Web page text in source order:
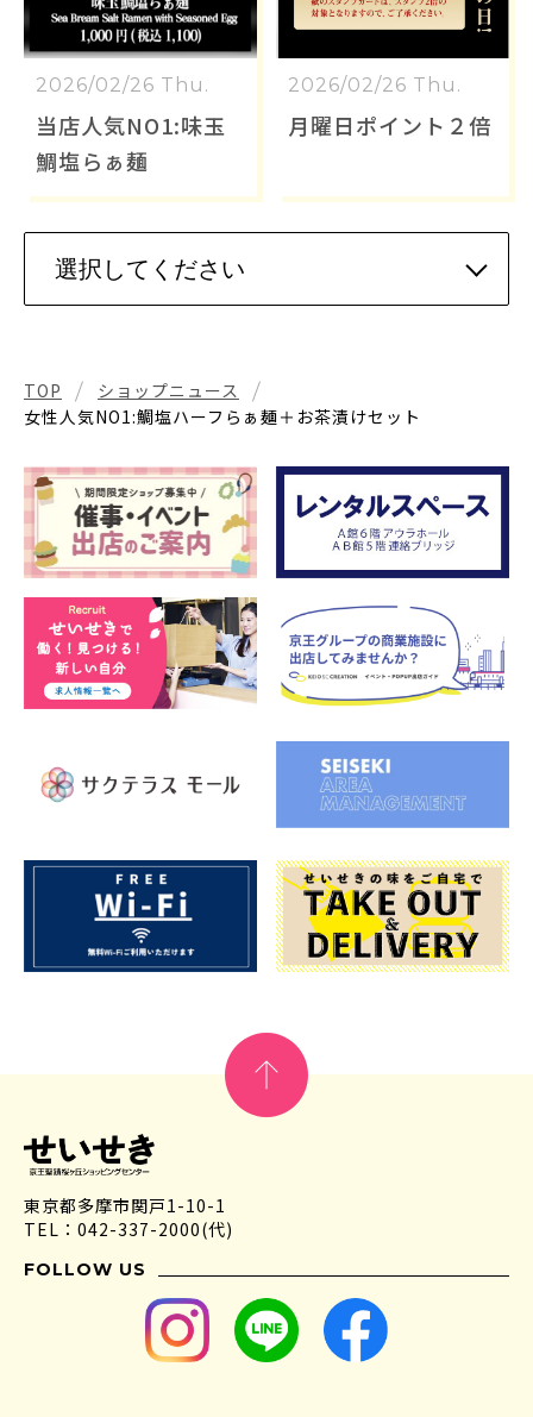
2026/02/26 Thu.
当店人気NO1:味玉
鯛塩らぁ麺
2026/02/26 Thu.
月曜日ポイント２倍
TOP
ショップニュース
女性人気NO1:鯛塩ハーフらぁ麺＋お茶漬けセット
東京都多摩市関戸1-10-1
TEL：042-337-2000(代)
FOLLOW US